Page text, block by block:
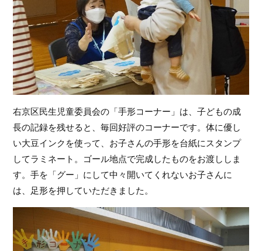
右京区民生児童委員会の「手形コーナー」は、子どもの成
長の記録を残せると、毎回好評のコーナーです。体に優し
い大豆インクを使って、お子さんの手形を台紙にスタンプ
してラミネート。ゴール地点で完成したものをお渡ししま
す。手を「グー」にして中々開いてくれないお子さんに
は、足形を押していただきました。